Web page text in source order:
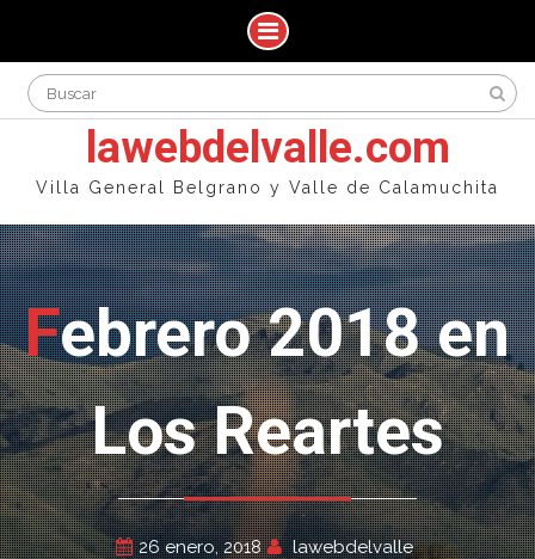
Skip
for:
lawebdelvalle.com
Villa General Belgrano y Valle de Calamuchita
Febrero 2018 en
Los Reartes
26 enero, 2018 lawebdelvalle